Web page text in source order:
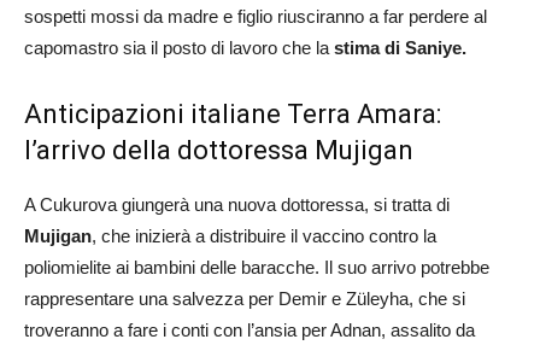
sospetti mossi da madre e figlio riusciranno a far perdere al
capomastro sia il posto di lavoro che la stima di Saniye.
Anticipazioni italiane Terra Amara:
l’arrivo della dottoressa Mujigan
A Cukurova giungerà una nuova dottoressa, si tratta di
Mujigan, che inizierà a distribuire il vaccino contro la
poliomielite ai bambini delle baracche. Il suo arrivo potrebbe
rappresentare una salvezza per Demir e Züleyha, che si
troveranno a fare i conti con l’ansia per Adnan, assalito da